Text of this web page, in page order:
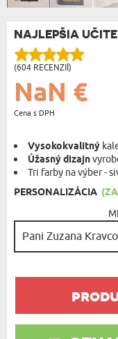
NAJLEPŠIA
(604 RECENZIÍ)
NaN €
Cena s DPH
Vysokokvalitný
Úžasný dizajn
Tri farby na výber -
PERSONALIZÁCIA